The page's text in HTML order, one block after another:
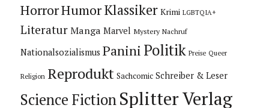
HorrorHumorKlassiker Krimi LGBTQIA+
Literatur Manga Marvel Mystery Nachruf
Nationalsozialismus Panini Politik Preise Queer
Religion Reprodukt Sachcomic Schreiber & Leser
Science Fiction Splitter Verlag